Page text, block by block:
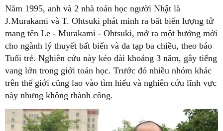
Năm 1995, anh và 2 nhà toán học người Nhật là
J.Murakami và T. Ohtsuki phát minh ra bất biến lượng tử
mang tên Le - Murakami - Ohtsuki, mở ra một hướng mới
cho ngành lý thuyết bất biến và đa tạp ba chiều, theo báo
Tuổi trẻ. Nghiên cứu này kéo dài khoảng 3 năm, gây tiếng
vang lớn trong giới toán học. Trước đó nhiều nhóm khác
trên thế giới cũng lao vào tìm hiểu và nghiên cứu lĩnh vực
này nhưng không thành công.